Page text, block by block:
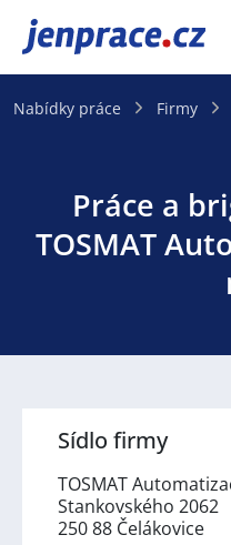
JenPráce.cz
Nabídky práce Firmy
Práce a
TOSMAT
Sídlo firmy
TOSMAT
Stankovského 2062
250 88 Čelákovice